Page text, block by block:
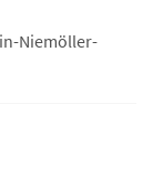
Niemöller-